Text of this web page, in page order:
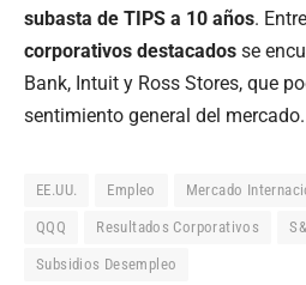
subasta de TIPS a 10 años.
corporativos destacados se
Bank, Intuit y Ross Stores, que
sentimiento general del mercado.
EE.UU. Empleo Mercado
QQQ Resultados Corporativos
Subsidios Desempleo